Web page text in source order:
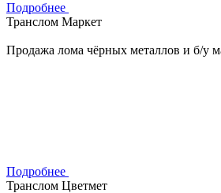
Подробнее
Транслом Маркет
Продажа лома чёрных металлов и б/у
Подробнее
Транслом Цветмет